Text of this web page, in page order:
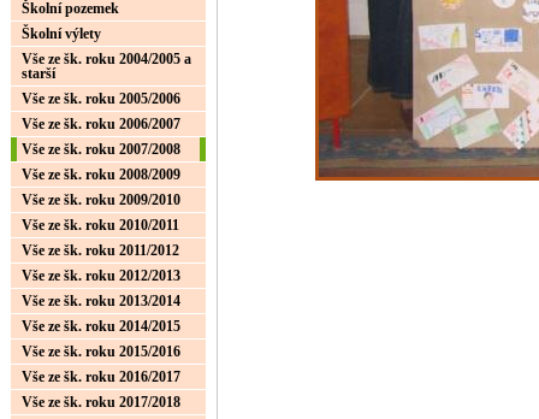
Školní pozemek
Školní výlety
Vše ze šk. roku 2004/2005 a
starší
Vše ze šk. roku 2005/2006
Vše ze šk. roku 2006/2007
Vše ze šk. roku 2007/2008
Vše ze šk. roku 2008/2009
Vše ze šk. roku 2009/2010
Vše ze šk. roku 2010/2011
Vše ze šk. roku 2011/2012
Vše ze šk. roku 2012/2013
Vše ze šk. roku 2013/2014
Vše ze šk. roku 2014/2015
Vše ze šk. roku 2015/2016
Vše ze šk. roku 2016/2017
Vše ze šk. roku 2017/2018